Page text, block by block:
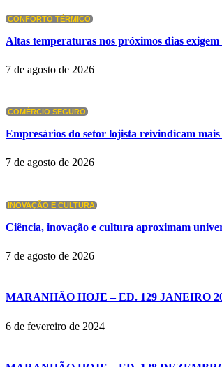
CONFORTO TÉRMICO
Altas temperaturas nos próximos dias
7 de agosto de 2026
COMÉRCIO SEGURO
Empresários do setor lojista reivindicam
7 de agosto de 2026
INOVAÇÃO E CULTURA
Ciência, inovação e cultura aproximam
7 de agosto de 2026
MARANHÃO HOJE – ED. 129 JANEIRO
6 de fevereiro de 2024